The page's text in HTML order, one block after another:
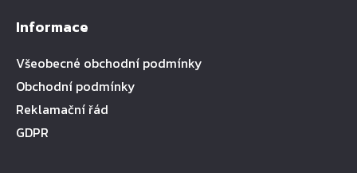
Informace
Všeobecné obchodní podmínky
Obchodní podmínky
Reklamační řád
GDPR